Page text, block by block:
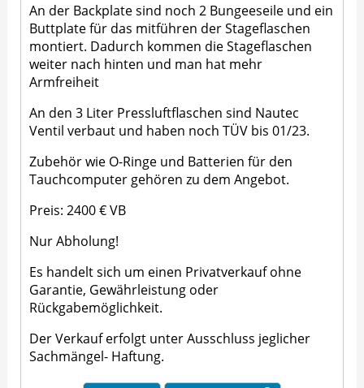
An der Backplate sind noch 2 Bungeeseile und ein
Buttplate für das mitführen der Stageflaschen
montiert. Dadurch kommen die Stageflaschen
weiter nach hinten und man hat mehr
Armfreiheit
An den 3 Liter Pressluftflaschen sind Nautec
Ventil verbaut und haben noch TÜV bis 01/23.
Zubehör wie O-Ringe und Batterien für den
Tauchcomputer gehören zu dem Angebot.
Preis: 2400 € VB
Nur Abholung!
Es handelt sich um einen Privatverkauf ohne
Garantie, Gewährleistung oder
Rückgabemöglichkeit.
Der Verkauf erfolgt unter Ausschluss jeglicher
Sachmängel- Haftung.